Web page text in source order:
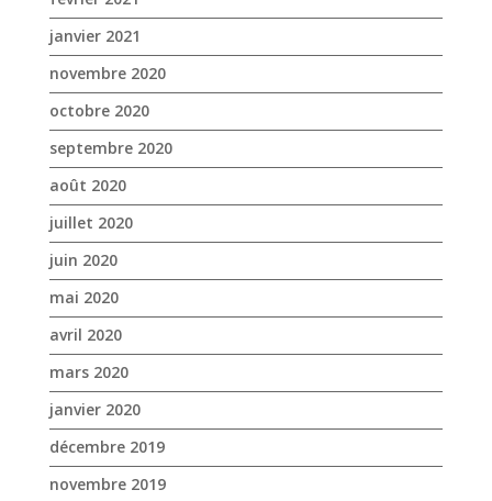
janvier 2021
novembre 2020
octobre 2020
septembre 2020
août 2020
juillet 2020
juin 2020
mai 2020
avril 2020
mars 2020
janvier 2020
décembre 2019
novembre 2019